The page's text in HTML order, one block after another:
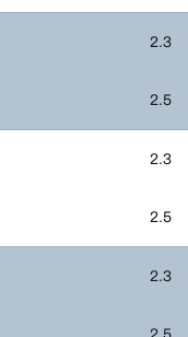
2.3
2.5
2.3
2.5
2.3